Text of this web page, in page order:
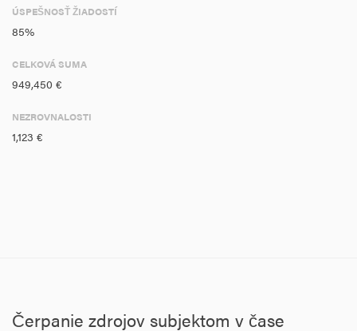
ÚSPEŠNOSŤ ŽIADOSTÍ
85%
CELKOVÁ SUMA
949,450 €
NEZROVNALOSTI
1,123 €
Čerpanie zdrojov subjektom v čase